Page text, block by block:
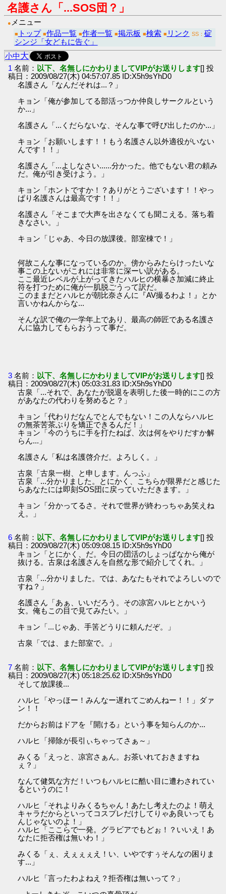
名護さん「...SOS団？」
● メニュー
■ トップ ■作品一覧 ■作者一覧 ■掲示板 ■検索 ■ リンク SS： 碇
シンジ「女どもに告ぐ」
小中大
1 名前： 以下、名無しにかわりましてVIPがお送りします[] 投
稿日：2009/08/27(木) 04:57:07.85 ID:X5h9sYhD0
名護さん「なんだそれは...？」
キョン「俺が参加してる部活っつか仲良しサークルという
か...」
名護さん「...くだらないな、そんな事で呼び出したのか...」
キョン「お願いします！！もう名護さん以外適役がいない
んです！！」
名護さん「...よしなさい......分かった。他でもない君の頼み
だ。俺が引き受けよう。」
キョン「ホントですか！？ありがとうございます！！やっ
ぱり名護さんは最高です！！」
名護さん「そこまで大声を出さなくても聞こえる。落ち着
きなさい。」
キョン「じゃあ、今日の放課後。部室棟で！」
何故こんな事になっているのか。傍からみたらけったいな
事この上ないがこれには非常に深ーい訳がある。
ここ最近レベルが上がってきたハルヒの横暴さ加減に終止
符を打つために俺が一肌脱ごうって訳だ。
このままだとハルヒが朝比奈さんに『AV撮るわよ！』とか
言いかねんからな...
そんな訳で俺の一学年上であり、最高の師匠である名護さ
んに協力してもらおうって事だ。
3 名前： 以下、名無しにかわりましてVIPがお送りします[] 投
稿日：2009/08/27(木) 05:03:31.83 ID:X5h9sYhD0
古泉「...それで、あなたが脱退を表明した後一時的にこの方
があなたの代わりを努めると？」
キョン「代わりだなんでとんでもない！この人ならハルヒ
の無茶苦茶ぶりを矯正できるんだ！」
キョン「今のうちに手を打たねば、次は何をやりだすか解
らん...」
名護さん「私は名護啓介だ。よろしく。」
古泉「古泉一樹、と申します。んっふ」
古泉「...分かりました。とにかく、こちらが限界だと感じた
らあなたには即刻SOS団に戻っていただきます。」
キョン「分かってるさ。それで世界が終わっちゃあ笑えね
え。」
6 名前： 以下、名無しにかわりましてVIPがお送りします[] 投
稿日：2009/08/27(木) 05:09:08.15 ID:X5h9sYhD0
キョン「とにかく、だ。今日の団活のしょっぱなから俺が
抜ける。古泉は名護さんを自然な形で紹介してくれ。」
古泉「...分かりました。では、あなたもそれでよろしいので
すね？」
名護さん「あぁ、いいだろう。その凉宮ハルヒとかいう
女。俺もこの目で見てみたい。」
キョン「...じゃあ、手筈どうりに頼んだぞ。」
古泉「では、また部室で。」
7 名前： 以下、名無しにかわりましてVIPがお送りします[] 投
稿日：2009/08/27(木) 05:18:25.62 ID:X5h9sYhD0
そして放課後...
ハルヒ「やっほー！みんなー遅れてごめんねー！！」ダァ
ン！！
だからお前はドアを『開ける』という事を知らんのか...
ハルヒ「掃除が長引ぃちゃってさぁ～」
みくる「えっと、凉宮さぁん。お茶いれておきますね
ぇ？」
なんて健気な方だ！いつもハルヒに酷い目に遭わされてい
るというのに！
ハルヒ「それよりみくるちゃん！あたし考えたのよ！萌え
キャラだからといってコスプレだけしてりゃあ良いっても
んじゃないのよ！」
ハルヒ「ここらで一発。グラビアでもどぉ！？いいえ！あ
なたに拒否権は無いわ！」
みくる「ぇ、えぇぇぇえ！い、いやですぅそんなの困りま
す...」
ハルヒ「言ったわよねえ？拒否権は無いって？」